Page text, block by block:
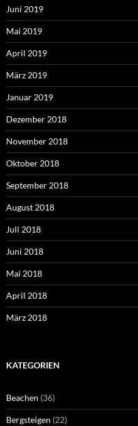
Juni 2019
Mai 2019
April 2019
März 2019
Januar 2019
Dezember 2018
November 2018
Oktober 2018
September 2018
August 2018
Juli 2018
Juni 2018
Mai 2018
April 2018
März 2018
KATEGORIEN
Beachen (36)
Bergsteigen (22)